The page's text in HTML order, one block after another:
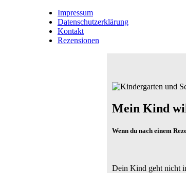
Impressum
Datenschutzerklärung
Kontakt
Rezensionen
Mein Kind
Wenn du nach einem
Dein Kind geht nicht